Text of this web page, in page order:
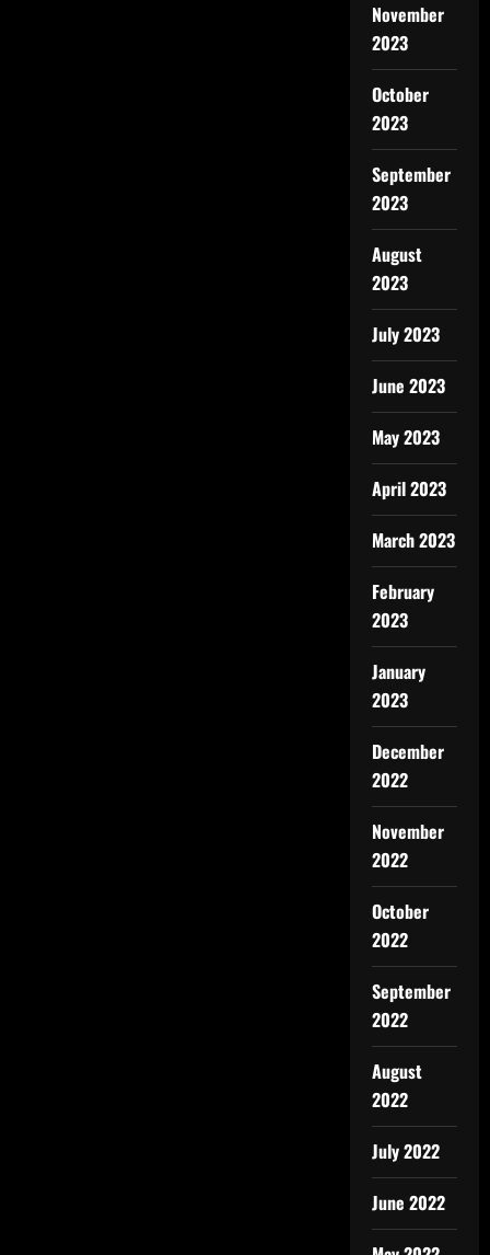
November
2023
October
2023
September
2023
August
2023
July 2023
June 2023
May 2023
April 2023
March 2023
February
2023
January
2023
December
2022
November
2022
October
2022
September
2022
August
2022
July 2022
June 2022